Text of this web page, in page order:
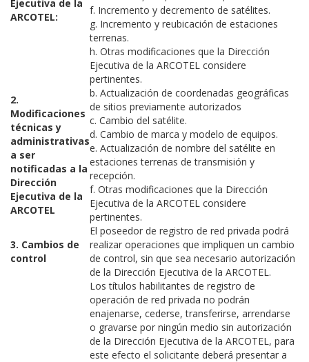
Ejecutiva de la
ARCOTEL:
f. Incremento y decremento de satélites.
g. Incremento y reubicación de estaciones
terrenas.
h. Otras modificaciones que la Dirección
Ejecutiva de la ARCOTEL considere
pertinentes.
2.
Modificaciones
técnicas y
administrativas
a ser
notificadas a la
Dirección
Ejecutiva de la
ARCOTEL
b. Actualización de coordenadas geográficas
de sitios previamente autorizados
c. Cambio del satélite.
d. Cambio de marca y modelo de equipos.
e. Actualización de nombre del satélite en
estaciones terrenas de transmisión y
recepción.
f. Otras modificaciones que la Dirección
Ejecutiva de la ARCOTEL considere
pertinentes.
3. Cambios de
control
El poseedor de registro de red privada podrá
realizar operaciones que impliquen un cambio
de control, sin que sea necesario autorización
de la Dirección Ejecutiva de la ARCOTEL.
Los títulos habilitantes de registro de
operación de red privada no podrán
enajenarse, cederse, transferirse, arrendarse
o gravarse por ningún medio sin autorización
de la Dirección Ejecutiva de la ARCOTEL, para
este efecto el solicitante deberá presentar a